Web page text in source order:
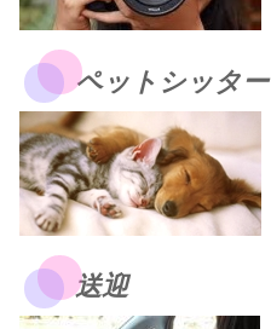
ペットシッター
送迎